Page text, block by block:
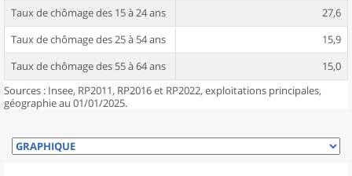
Taux de chômage des 15 à 24 ans
27,6
Taux de chômage des 25 à 54 ans
15,9
Taux de chômage des 55 à 64 ans
15,0
Sources : Insee, RP2011, RP2016 et RP2022, exploitations principales,
géographie au 01/01/2025.